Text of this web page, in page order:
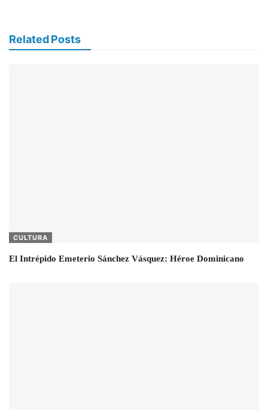
Related Posts
CULTURA
El Intrépido Emeterio Sánchez Vásquez: Héroe Dominicano